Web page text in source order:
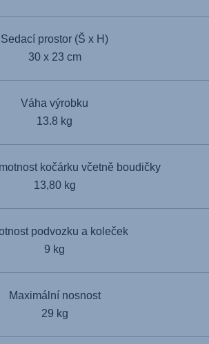
Sedací prostor (Š x H)
30 x 23 cm
Váha výrobku
13.8 kg
kočárku včetně boudičky
13,80 kg
podvozku a koleček
9 kg
Maximální nosnost
29 kg